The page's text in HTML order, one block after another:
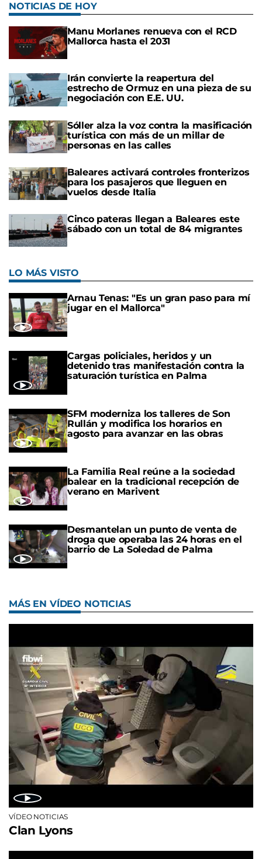
NOTICIAS DE HOY
Manu Morlanes renueva con el RCD
Mallorca hasta el 2031
Irán convierte la reapertura del
estrecho de Ormuz en una pieza de su
negociación con E.E. UU.
Sóller alza la voz contra la masificación
turística con más de un millar de
personas en las calles
Baleares activará controles fronterizos
para los pasajeros que lleguen en
vuelos desde Italia
Cinco pateras llegan a Baleares este
sábado con un total de 84 migrantes
LO MÁS VISTO
Arnau Tenas: "Es un gran paso para mí
jugar en el Mallorca"
Cargas policiales, heridos y un
detenido tras manifestación contra la
saturación turística en Palma
SFM moderniza los talleres de Son
Rullán y modifica los horarios en
agosto para avanzar en las obras
La Familia Real reúne a la sociedad
balear en la tradicional recepción de
verano en Marivent
Desmantelan un punto de venta de
droga que operaba las 24 horas en el
barrio de La Soledad de Palma
MÁS EN VÍDEO NOTICIAS
VÍDEO NOTICIAS
Clan Lyons